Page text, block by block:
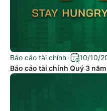
Báo cáo tài chính-
10/10/
Báo cáo tài chính Quý 3